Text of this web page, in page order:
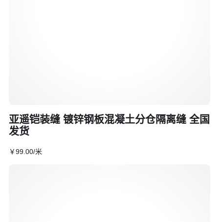
亚遥铠装缝 镀锌钢板混凝土分仓隔离缝 全国
发货
￥99 .00/米